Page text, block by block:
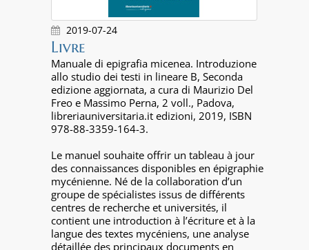
2019-07-24
Livre
Manuale di epigrafia micenea. Introduzione
allo studio dei testi in lineare B, Seconda
edizione aggiornata, a cura di Maurizio Del
Freo e Massimo Perna, 2 voll., Padova,
libreriauniversitaria.it edizioni, 2019, ISBN
978-88-3359-164-3.
Le manuel souhaite offrir un tableau à jour
des connaissances disponibles en épigraphie
mycénienne. Né de la collaboration d’un
groupe de spécialistes issus de différents
centres de recherche et universités, il
contient une introduction à l’écriture et à la
langue des textes mycéniens, une analyse
détaillée des principaux documents en